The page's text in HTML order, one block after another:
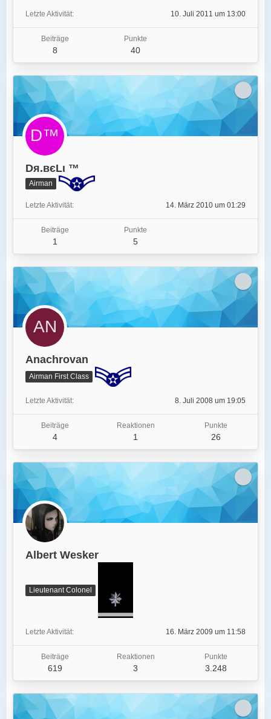
Letzte Aktivität 10. Juli 2011 um 13:00
Beiträge
8
Punkte
40
Dя.вєLι ™
Airman
Letzte Aktivität 14. März 2010 um 01:29
Beiträge
1
Punkte
5
Anachrovan
Airman First Class
Letzte Aktivität 8. Juli 2008 um 19:05
Beiträge
4
Reaktionen
1
Punkte
26
Albert Wesker
Lieutenant Colonel
Letzte Aktivität 16. März 2009 um 11:58
Beiträge
619
Reaktionen
3
Punkte
3.248